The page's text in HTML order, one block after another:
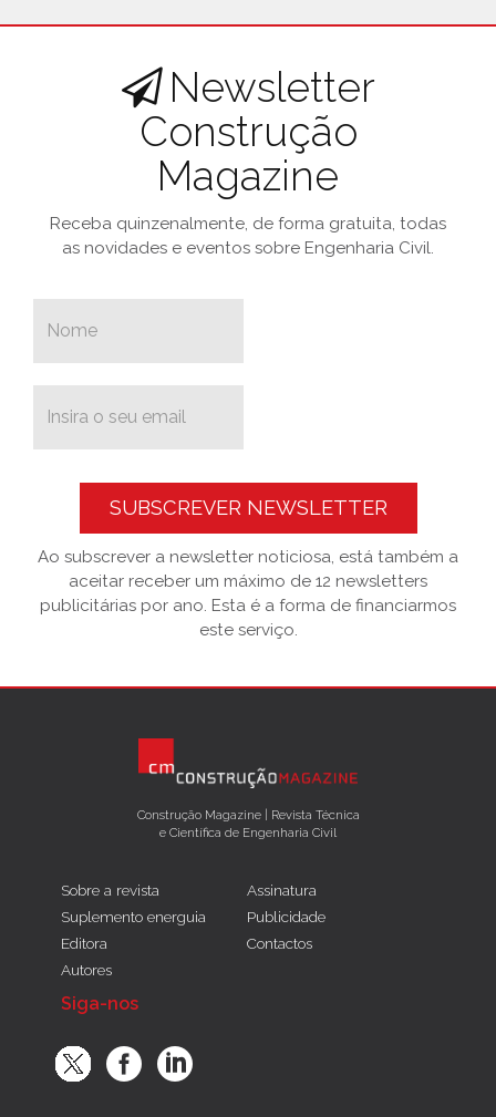
Newsletter
Construção
Magazine
Receba quinzenalmente, de forma gratuita, todas
as novidades e eventos sobre Engenharia Civil.
SUBSCREVER NEWSLETTER
Ao subscrever a newsletter noticiosa, está também a
aceitar receber um máximo de 12 newsletters
publicitárias por ano. Esta é a forma de financiarmos
este serviço.
Construção Magazine | Revista Técnica
e Científica de Engenharia Civil
Sobre a revista
Suplemento energuia
Editora
Autores
Assinatura
Publicidade
Contactos
Siga-nos